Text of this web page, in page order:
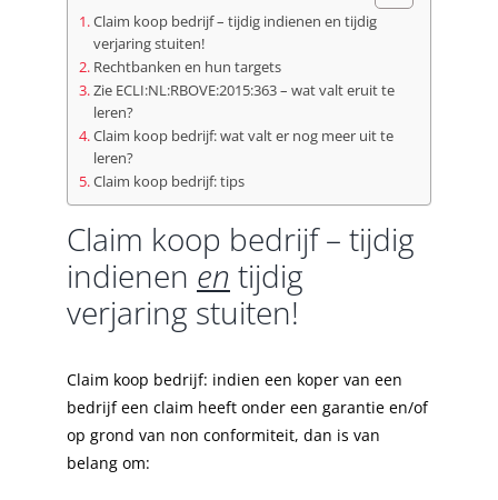
Claim koop bedrijf – tijdig indienen en tijdig
verjaring stuiten!
Rechtbanken en hun targets
Zie ECLI:NL:RBOVE:2015:363 – wat valt eruit te
leren?
Claim koop bedrijf: wat valt er nog meer uit te
leren?
Claim koop bedrijf: tips
Claim koop bedrijf – tijdig
indienen en tijdig
verjaring stuiten!
Claim koop bedrijf: indien een koper van een
bedrijf een claim heeft onder een garantie en/of
op grond van non conformiteit, dan is van
belang om: